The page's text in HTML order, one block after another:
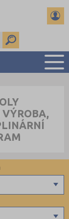
PŘIJÍMAČKY
TERMÍNY
A SEMINÁRKY
VÝROBA,
obory